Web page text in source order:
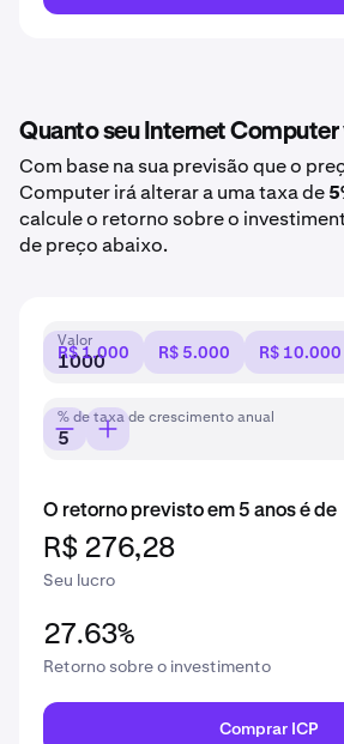
Quanto seu Internet Computer
Com base na sua previsão que o
Computer irá alterar a uma taxa de
calcule o retorno sobre o
de preço abaixo.
Valor
R$ 1.000 R$ 5.000 R$ 10.000
% de taxa de crescimento anual
O retorno previsto em 5 anos é de
R$ 276,28
Seu lucro
27.63%
Retorno sobre o investimento
Comprar ICP